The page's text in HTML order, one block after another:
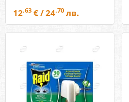
12.63 € / 24.70 лв.